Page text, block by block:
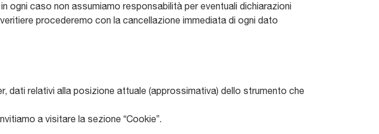
ogni caso non assumiamo responsabilità per eventuali dichiarazioni
procederemo con la cancellazione immediata di ogni dato
dati relativi alla posizione attuale (approssimativa) dello strumento che
a visitare la sezione “Cookie”.